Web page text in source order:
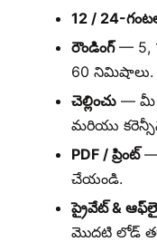
12 / 24-
రౌండింగ్— 5,
60 నిమిషాలు.
చెల్లించు — మీ
మరియు
PDF / ప్రింట్—
చేయండి.
ప్రైవేట్ &
మొదటి లోడ్